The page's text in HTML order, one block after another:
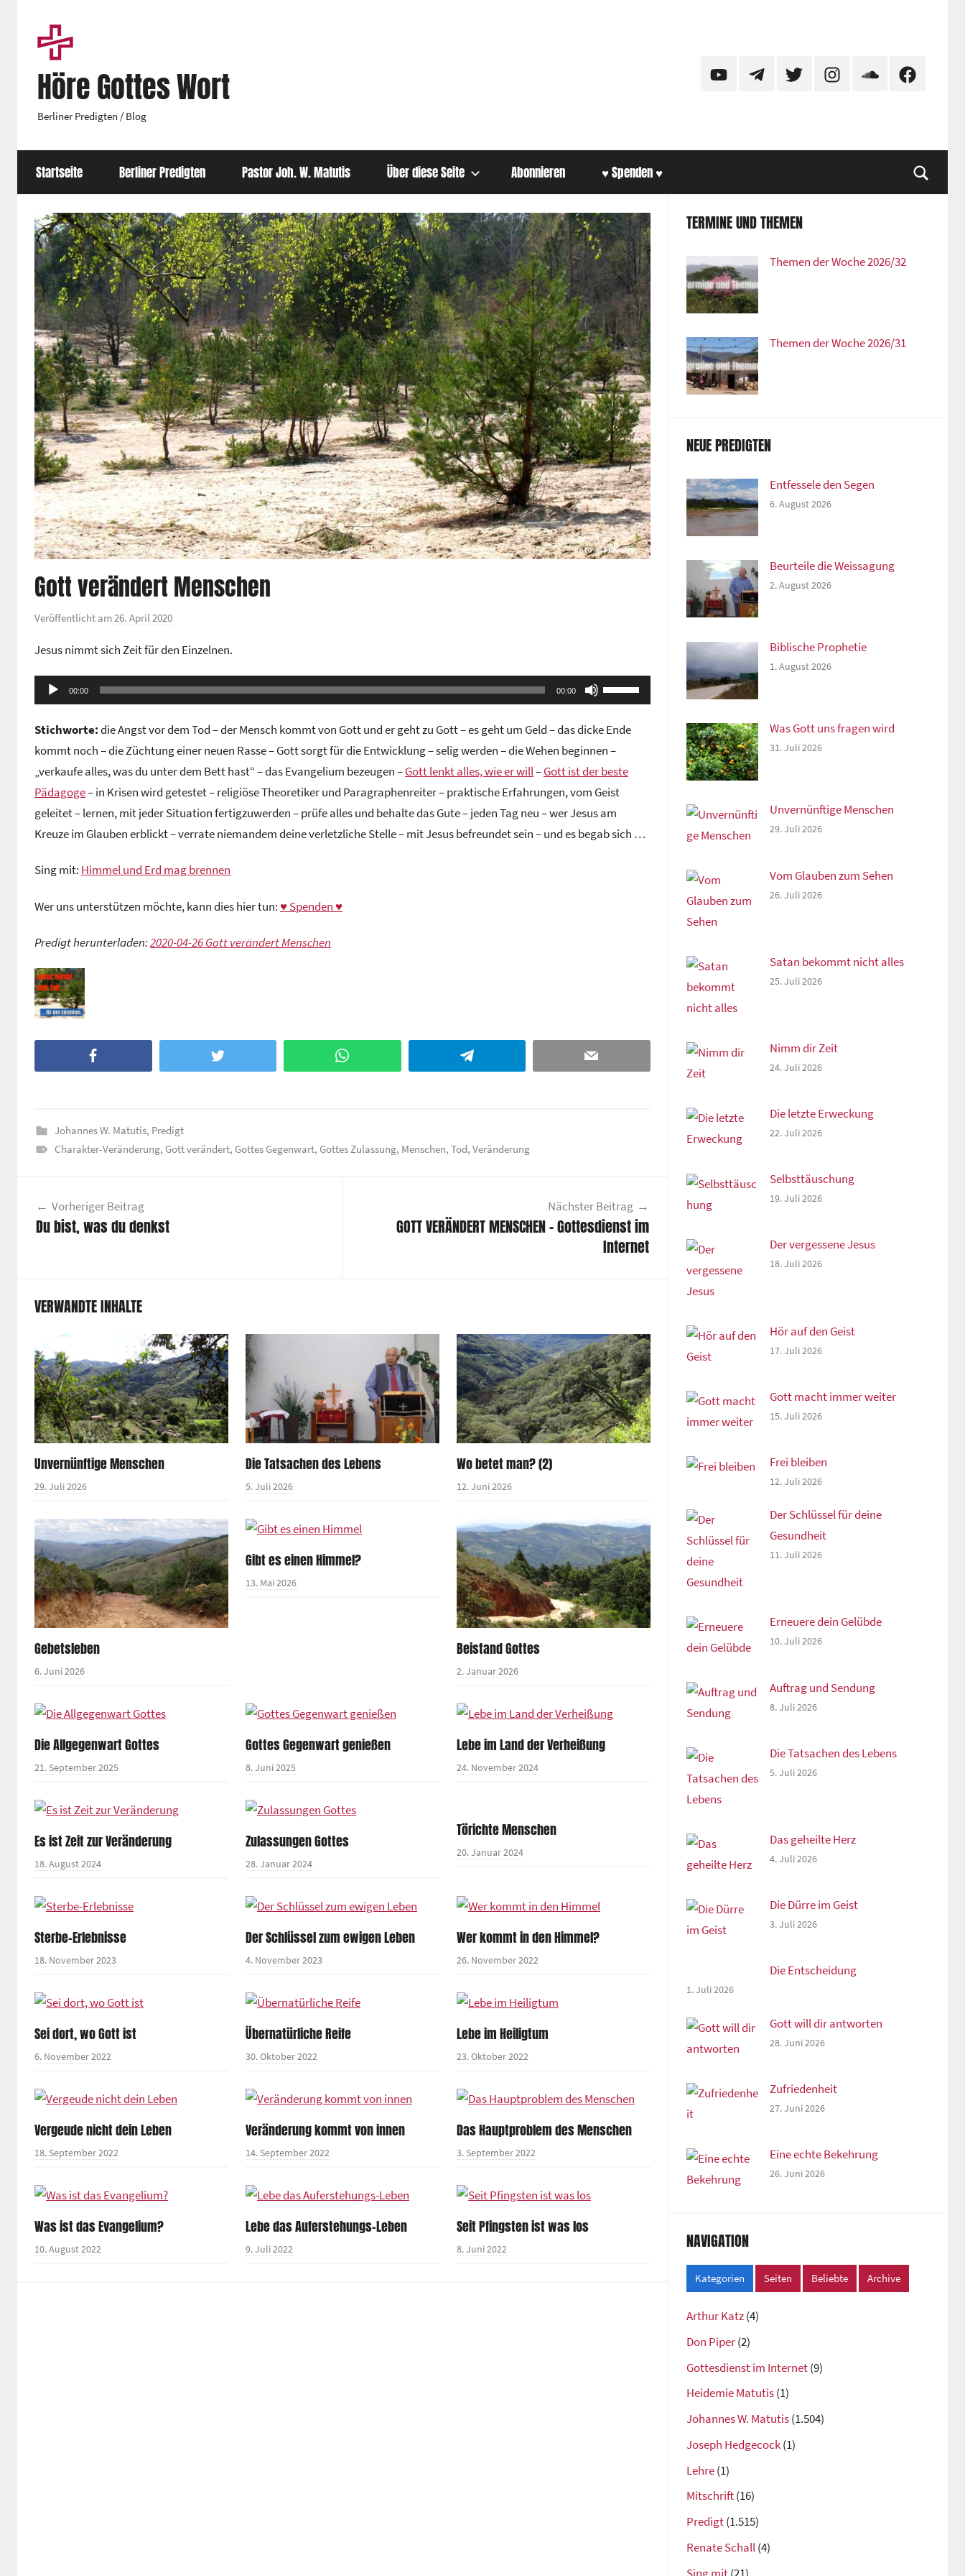
springen
Höre Gottes Wort
Berliner Predigten / Blog
YouTubeTelegramTwitter InstagramSoundCloudFacebook
Startseite Berliner Predigten Pastor Joh. W. Matutis Über diese Seite Abonnieren ♥ Spenden ♥
Gott verändert Menschen
Veröffentlicht am26. April 2020
n
G
e
e
i
n
t
Jesus nimmt sich Zeit für den Einzelnen.
Audio-
Player
00:00 00:00
Pfeiltasten
Hoch/Runter
benutzen,
um
die
Lautstärke
zu
regeln.
Stichworte:die Angst vor dem Tod – der Mensch kommt von Gott und er geht zu Gott – es geht um Geld – das dicke Ende
kommt noch – die Züchtung einer neuen Rasse – Gott sorgt für die Entwicklung – selig werden – die Wehen beginnen –
„verkaufe alles, was du unter dem Bett hast“ – das Evangelium bezeugen –Gott lenkt alles, wie er will–Gott ist der beste
Pädagoge– in Krisen wird getestet – religiöse Theoretiker und Paragraphenreiter – praktische Erfahrungen, vom Geist
geleitet – lernen, mit jeder Situation fertigzuwerden – prüfe alles und behalte das Gute – jeden Tag neu – wer Jesus am
Kreuze im Glauben erblickt – verrate niemandem deine verletzliche Stelle – mit Jesus befreundet sein – und es begab sich …
Sing mit: Himmel und Erd mag brennen
Wer uns unterstützen möchte, kann dies hier tun: ♥ Spenden ♥
Predigt herunterladen:2020-04-26 Gott verändert Menschen
Twitter WhatsApp Telegram Email
Johannes W. Matutis, Predigt
Charakter-Veränderung, Gott verändert, Gottes Gegenwart, Gottes Zulassung, Menschen, Tod, Veränderung
Vorheriger Beitrag
Du bist, was du denkst
Nächster Beitrag
GOTT VERÄNDERT MENSCHEN – Gottesdienst im
Internet
VERWANDTE INHALTE
Unvernünftige Menschen
29. Juli 2026
Die Tatsachen des Lebens
5. Juli 2026
Wo betet man? (2)
12. Juni 2026
Gebetsleben
6. Juni 2026
Gibt es einen Himmel?
13. Mai 2026
Beistand Gottes
2. Januar 2026
Die Allgegenwart Gottes
21. September 2025
Gottes Gegenwart genießen
8. Juni 2025
Lebe im Land der Verheißung
24. November 2024
Es ist Zeit zur Veränderung
18. August 2024
Zulassungen Gottes
28. Januar 2024
Törichte Menschen
20. Januar 2024
Sterbe-Erlebnisse
18. November 2023
Der Schlüssel zum ewigen Leben
4. November 2023
Wer kommt in den Himmel?
26. November 2022
Sei dort, wo Gott ist
6. November 2022
Übernatürliche Reife
30. Oktober 2022
Lebe im Heiligtum
23. Oktober 2022
Vergeude nicht dein Leben
18. September 2022
Veränderung kommt von innen
14. September 2022
Das Hauptproblem des Menschen
3. September 2022
Was ist das Evangelium?
10. August 2022
Lebe das Auferstehungs-Leben
9. Juli 2022
Seit Pfingsten ist was los
8. Juni 2022
TERMINE UND THEMEN
Themen der Woche 2026/32
Themen der Woche 2026/31
NEUE PREDIGTEN
Entfessele den Segen
6. August 2026
Beurteile die Weissagung
2. August 2026
Biblische Prophetie
1. August 2026
Was Gott uns fragen wird
31. Juli 2026
Unvernünftige Menschen
29. Juli 2026
Vom Glauben zum Sehen
26. Juli 2026
Satan bekommt nicht alles
25. Juli 2026
Nimm dir Zeit
24. Juli 2026
Die letzte Erweckung
22. Juli 2026
Selbsttäuschung
19. Juli 2026
Der vergessene Jesus
18. Juli 2026
Hör auf den Geist
17. Juli 2026
Gott macht immer weiter
15. Juli 2026
Frei bleiben
12. Juli 2026
Der Schlüssel für deine
Gesundheit
11. Juli 2026
Erneuere dein Gelübde
10. Juli 2026
Auftrag und Sendung
8. Juli 2026
Die Tatsachen des Lebens
5. Juli 2026
Das geheilte Herz
4. Juli 2026
Die Dürre im Geist
3. Juli 2026
Die Entscheidung
1. Juli 2026
Gott will dir antworten
28. Juni 2026
Zufriedenheit
27. Juni 2026
Eine echte Bekehrung
26. Juni 2026
NAVIGATION
Kategorien Seiten Beliebte Archive
Arthur Katz(4)
Don Piper(2)
Gottesdienst im Internet(9)
Heidemie Matutis(1)
Johannes W. Matutis(1.504)
Joseph Hedgecock(1)
Lehre(1)
Mitschrift(16)
Predigt(1.515)
Renate Schall(4)